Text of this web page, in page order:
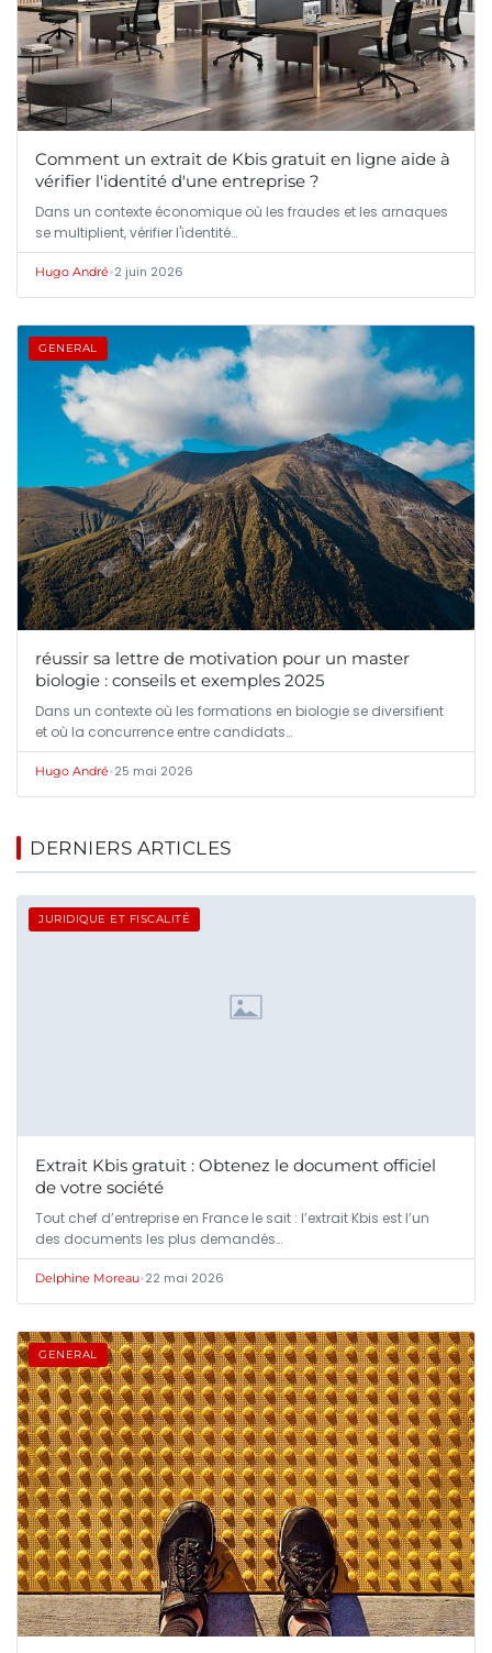
Comment un extrait de Kbis gratuit en ligne aide à
vérifier l'identité d'une entreprise ?
Dans un contexte économique où les fraudes et les arnaques
se multiplient, vérifier l'identité…
Hugo André•2 juin 2026
GENERAL
réussir sa lettre de motivation pour un master
biologie : conseils et exemples 2025
Dans un contexte où les formations en biologie se diversifient
et où la concurrence entre candidats…
Hugo André•25 mai 2026
DERNIERS ARTICLES
JURIDIQUE ET FISCALITÉ
Extrait Kbis gratuit : Obtenez le document officiel
de votre société
Tout chef d’entreprise en France le sait : l’extrait Kbis est l’un
des documents les plus demandés…
Delphine Moreau•22 mai 2026
GENERAL